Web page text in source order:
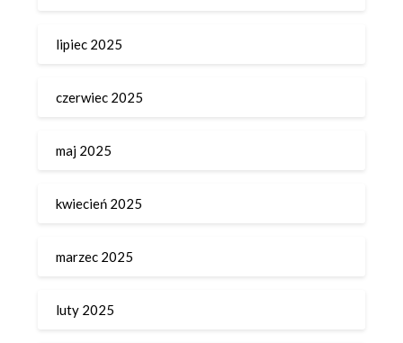
lipiec 2025
czerwiec 2025
maj 2025
kwiecień 2025
marzec 2025
luty 2025